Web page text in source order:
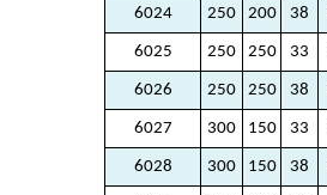
6024 250 200 38
6025 250 250 33
6026 250 250 38
6027 300 150 33
6028 300 150 38